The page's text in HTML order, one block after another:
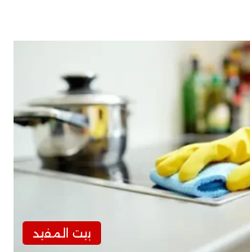
بيت المفيد